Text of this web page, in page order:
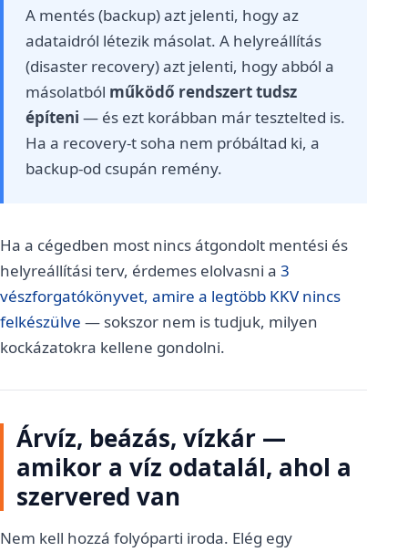
A mentés (backup) azt jelenti, hogy az
adataidról létezik másolat. A helyreállítás
(disaster recovery) azt jelenti, hogy abból a
másolatból működő rendszert tudsz
építeni — és ezt korábban már tesztelted is.
Ha a recovery-t soha nem próbáltad ki, a
backup-od csupán remény.
Ha a cégedben most nincs átgondolt mentési és
helyreállítási terv, érdemes elolvasni a 3
vészforgatókönyvet, amire a legtöbb KKV nincs
felkészülve — sokszor nem is tudjuk, milyen
kockázatokra kellene gondolni.
Árvíz, beázás, vízkár —
amikor a víz odatalál, ahol a
szervered van
Nem kell hozzá folyóparti iroda. Elég egy